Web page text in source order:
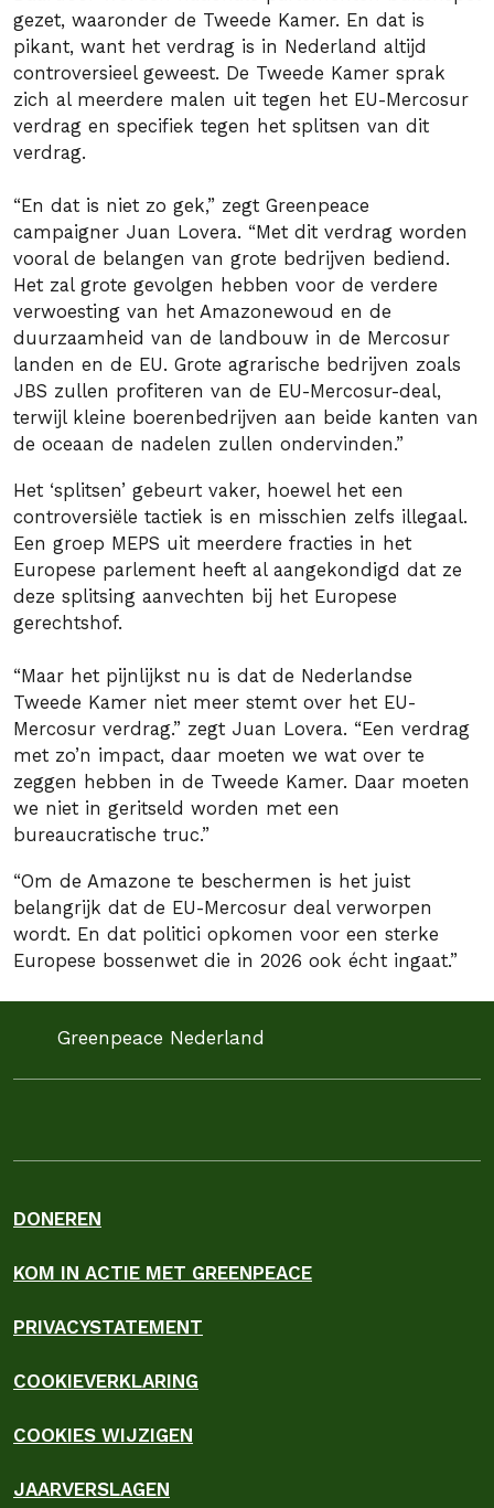
gezet, waaronder de Tweede Kamer. En dat is
pikant, want het verdrag is in Nederland altijd
controversieel geweest. De Tweede Kamer sprak
zich al meerdere malen uit tegen het EU-Mercosur
verdrag en specifiek tegen het splitsen van dit
verdrag.
“En dat is niet zo gek,” zegt Greenpeace
campaigner Juan Lovera. “Met dit verdrag worden
vooral de belangen van grote bedrijven bediend.
Het zal grote gevolgen hebben voor de verdere
verwoesting van het Amazonewoud en de
duurzaamheid van de landbouw in de Mercosur
landen en de EU. Grote agrarische bedrijven zoals
JBS zullen profiteren van de EU-Mercosur-deal,
terwijl kleine boerenbedrijven aan beide kanten van
de oceaan de nadelen zullen ondervinden.”
Het ‘splitsen’ gebeurt vaker, hoewel het een
controversiële tactiek is en misschien zelfs illegaal.
Een groep MEPS uit meerdere fracties in het
Europese parlement heeft al aangekondigd dat ze
deze splitsing aanvechten bij het Europese
gerechtshof.
“Maar het pijnlijkst nu is dat de Nederlandse
Tweede Kamer niet meer stemt over het EU-
Mercosur verdrag.” zegt Juan Lovera. “Een verdrag
met zo’n impact, daar moeten we wat over te
zeggen hebben in de Tweede Kamer. Daar moeten
we niet in geritseld worden met een
bureaucratische truc.”
“Om de Amazone te beschermen is het juist
belangrijk dat de EU-Mercosur deal verworpen
wordt. En dat politici opkomen voor een sterke
Europese bossenwet die in 2026 ook écht ingaat.”
Greenpeace Nederland
DONEREN
KOM IN ACTIE MET GREENPEACE
PRIVACYSTATEMENT
COOKIEVERKLARING
COOKIES WIJZIGEN
JAARVERSLAGEN